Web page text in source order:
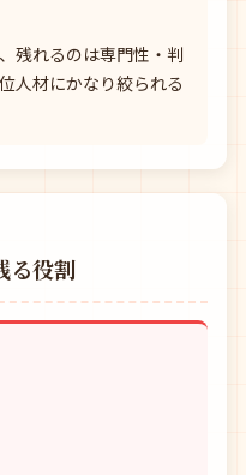
残れるのは専門性・判
人材にかなり絞られる
る役割